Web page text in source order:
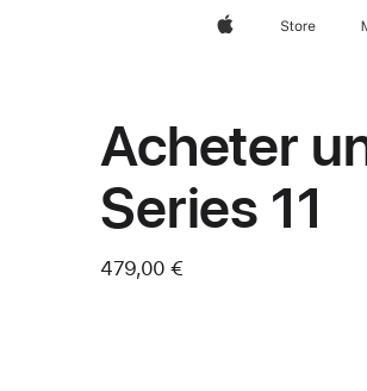
AppleStore
Acheter
Series 11
479,00 €